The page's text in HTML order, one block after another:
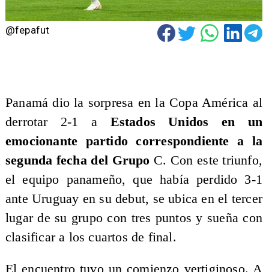
@fepafut
Panamá dio la sorpresa en la Copa América al
derrotar 2-1 a Estados Unidos en un
emocionante partido correspondiente a la
segunda fecha del Grupo C. Con este triunfo,
el equipo panameño, que había perdido 3-1
ante Uruguay en su debut, se ubica en el tercer
lugar de su grupo con tres puntos y sueña con
clasificar a los cuartos de final.